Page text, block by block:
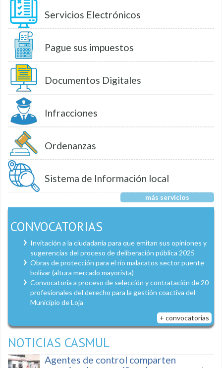
Servicios Electrónicos
Pague sus impuestos
Documentos Digitales
Infracciones
Ordenanzas
Sistema de Información local
más servicios
CONVOCATORIAS
Invitación a la ciudadanía para que emitan sus opiniones y
sugerencias del proceso de deliberación pública 2025
Obras de protección para el río malacatos sector puente
bolívar (altura mercado mayorista)
Convocatoria a proceso de selección y contratación de 20
profesionales del derecho para la gestión coactiva del
Municipio de Loja
+ convocatorias
NOTICIAS CASMUL
Agentes de control comparten